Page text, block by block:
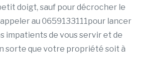
doigt, sauf pour décrocher le
au 0659133111pour lancer
impatients de vous servir et de
sorte que votre propriété soit à